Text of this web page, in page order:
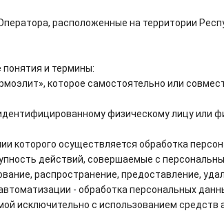
расположенные на территории
и термины:
которое самостоятельно или
физическому лицу или
которого осуществляется обработка
действий, совершаемые с
распространение, предоставление,
- обработка персональных
исключительно с использованием средств